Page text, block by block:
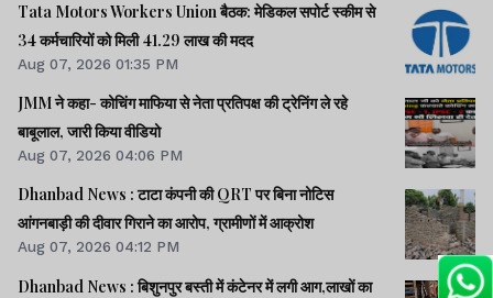
Tata Motors Workers Union बैठक: मेडिकल सपोर्ट स्कीम से
34 कर्मचारियों को मिली 41.29 लाख की मदद
Aug 07, 2026 01:35 PM
JMM ने कहा- कोचिंग माफिया से नेता प्रतिपक्ष की ट्रेनिंग ले रहे
बाबूलाल, जारी किया वीडियो
Aug 07, 2026 04:06 PM
Dhanbad News : टाटा कंपनी की QRT पर बिना नोटिस
आंगनबाड़ी की दीवार गिराने का आरोप, ग्रामीणों में आक्रोश
Aug 07, 2026 04:12 PM
Dhanbad News : बिशुनपुर बस्ती में कंटेनर में लगी आग,लाखों का